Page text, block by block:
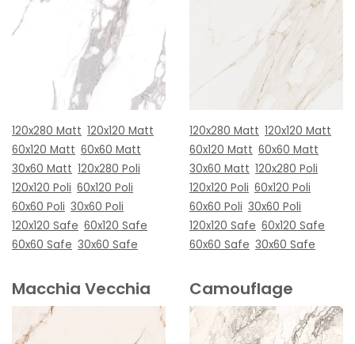
120x280 Matt 120x120 Matt
60x120 Matt 60x60 Matt
30x60 Matt 120x280 Poli
120x120 Poli 60x120 Poli
60x60 Poli 30x60 Poli
120x120 Safe 60x120 Safe
60x60 Safe 30x60 Safe
120x280 Matt 120x120 Matt
60x120 Matt 60x60 Matt
30x60 Matt 120x280 Poli
120x120 Poli 60x120 Poli
60x60 Poli 30x60 Poli
120x120 Safe 60x120 Safe
60x60 Safe 30x60 Safe
Macchia Vecchia Camouflage